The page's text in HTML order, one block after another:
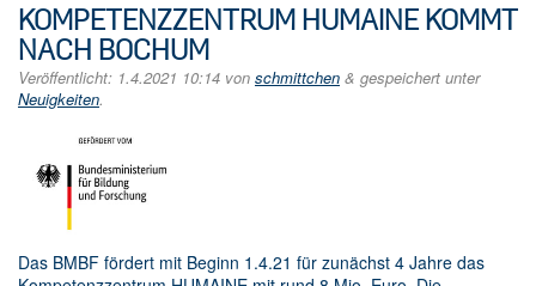
KOMPETENZZENTRUM HUMAINE KOMMT
NACH BOCHUM
Veröffentlicht: 1.4.2021 10:14 von schmittchen & gespeichert unter
Neuigkeiten.
Das BMBF fördert mit Beginn 1.4.21 für zunächst 4 Jahre das